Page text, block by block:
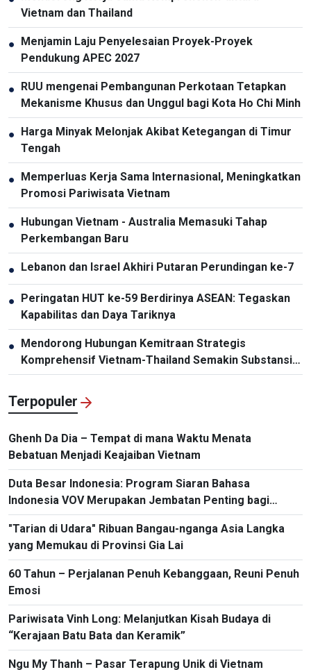
Vietnam dan Thailand
● Menjamin Laju Penyelesaian Proyek-Proyek
Pendukung APEC 2027
● RUU mengenai Pembangunan Perkotaan Tetapkan
Mekanisme Khusus dan Unggul bagi Kota Ho Chi Minh
● Harga Minyak Melonjak Akibat Ketegangan di Timur
Tengah
● Memperluas Kerja Sama Internasional, Meningkatkan
Promosi Pariwisata Vietnam
● Hubungan Vietnam - Australia Memasuki Tahap
Perkembangan Baru
● Lebanon dan Israel Akhiri Putaran Perundingan ke-7
● Peringatan HUT ke-59 Berdirinya ASEAN: Tegaskan
Kapabilitas dan Daya Tariknya
● Mendorong Hubungan Kemitraan Strategis
Komprehensif Vietnam-Thailand Semakin Substansial
dan Efektif
Terpopuler
Ghenh Da Dia – Tempat di mana Waktu Menata
Bebatuan Menjadi Keajaiban Vietnam
Duta Besar Indonesia: Program Siaran Bahasa
Indonesia VOV Merupakan Jembatan Penting bagi
Hubungan Bilateral
"Tarian di Udara" Ribuan Bangau-nganga Asia Langka
yang Memukau di Provinsi Gia Lai
60 Tahun – Perjalanan Penuh Kebanggaan, Reuni Penuh
Emosi
Pariwisata Vinh Long: Melanjutkan Kisah Budaya di
“Kerajaan Batu Bata dan Keramik”
Ngu My Thanh – Pasar Terapung Unik di Vietnam